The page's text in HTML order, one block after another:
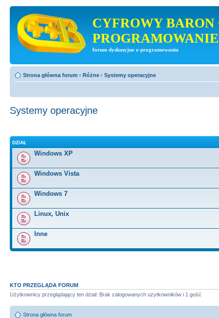
CYFROWY BARON
PROGRAMOWANIE
forum dyskusyjne o programowaniu
Strona główna forum ‹ Różne ‹ Systemy operacyjne
Systemy operacyjne
DZIAŁ
Windows XP
Windows Vista
Windows 7
Linux, Unix
Inne
KTO PRZEGLĄDA FORUM
Użytkownicy przeglądający ten dział: Brak zalogowanych użytkowników i 1 gość
Strona główna forum